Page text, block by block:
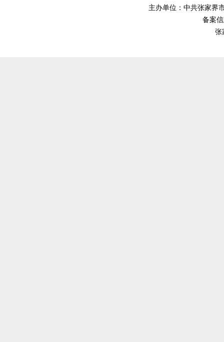
主办单位：中共张家界
备案
张